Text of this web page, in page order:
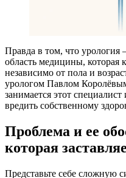
Правда в том, что
область медицины, которая
независимо от пола и
урологом Павлом
занимается этот
вредить собственному
Проблема и ее
которая
Представьте себе сложную